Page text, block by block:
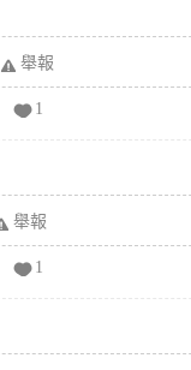
舉報
1
舉報
1